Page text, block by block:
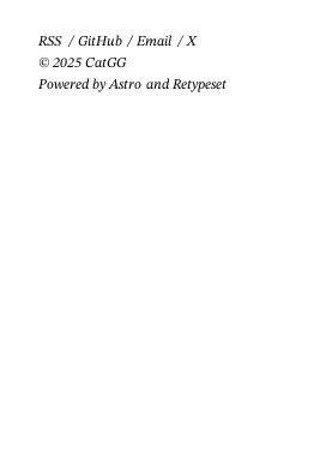
RSS /GitHub /Email /X
© 2025 CatGG
Powered byAstro andRetypeset